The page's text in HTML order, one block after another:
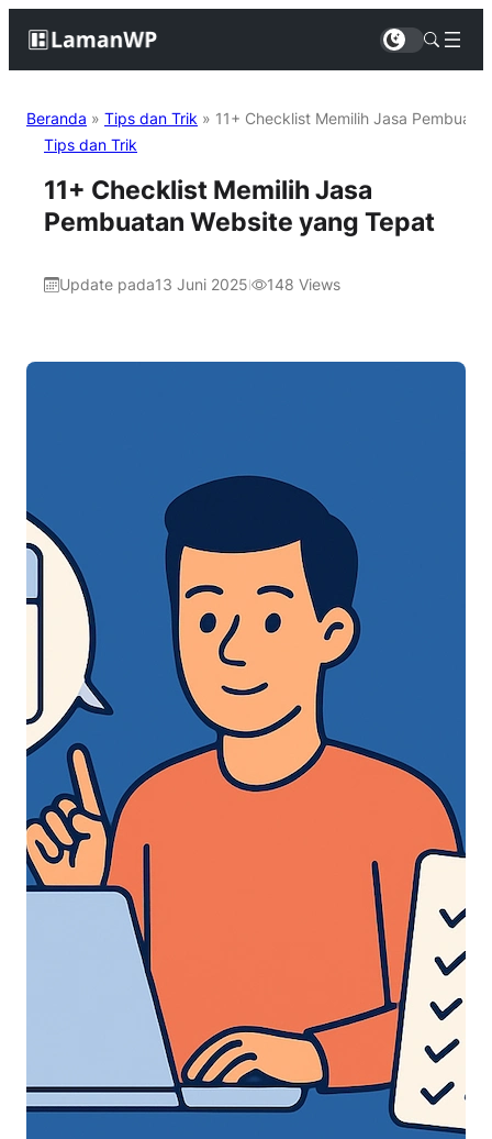
Beranda » Tips dan Trik » 11+ Checklist Memilih Jasa
Tips dan Trik
11+ Checklist Memilih Jasa
Pembuatan Website yang Tepat
Update pada13 Juni 2025 148 Views